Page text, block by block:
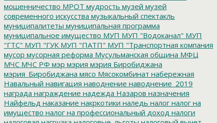
мошенничество МРОТ мудрость музей музей
современного искусства музыкальный спектакль
муниципалитеты муниципальная программа
муниципальное имущество МУП МУП "Водоканал" МУП
"ГТС" МУП "ГУК МУП "ПАТП" МУП "Транспортная компания
мусор мусорная реформа Мусульманская община МФЦ
МЧС МЧС РФ мэр мэрия мэрия Биробиджана
мэрия_Биробиджана мясо Мясокомбинат набережная
Навальный навигация наводнение наводнение_2019
награда награждение надежда Назаров назначения
Найфельд наказание накркотики наледь налог налог на
имущество налог на профессиональный доход налоги